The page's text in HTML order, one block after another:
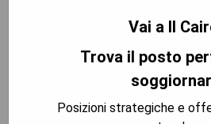
Vai a Il
Trova il posto
Posizioni strategiche e